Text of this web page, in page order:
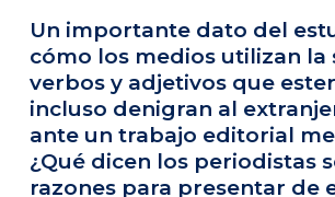
Un importante dato del
cómo los medios utilizan la
verbos y adjetivos que
incluso denigran al
ante un trabajo editorial
¿Qué dicen los periodistas
razones para presentar de